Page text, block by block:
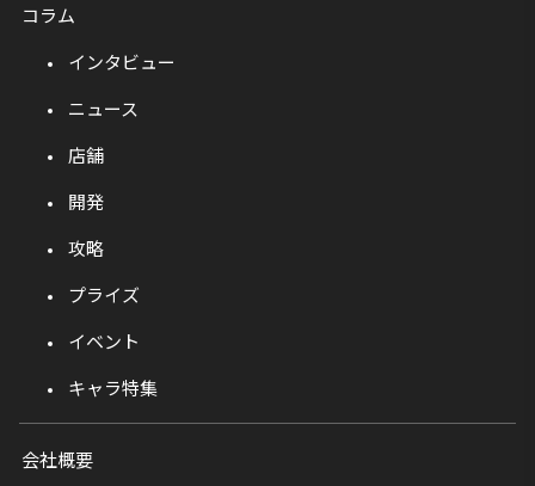
コラム
インタビュー
ニュース
店舗
開発
攻略
プライズ
イベント
キャラ特集
会社概要